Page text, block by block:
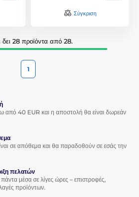
Σύγκριση
δει 28 προϊόντα από 28.
1
από 40 EUR και η αποστολή θα είναι δωρεάν
σε απόθεμα και θα παραδοθούν σε εσάς την
πελατών
πάντα μέσα σε λίγες ώρες – επιστροφές,
προϊόντων.